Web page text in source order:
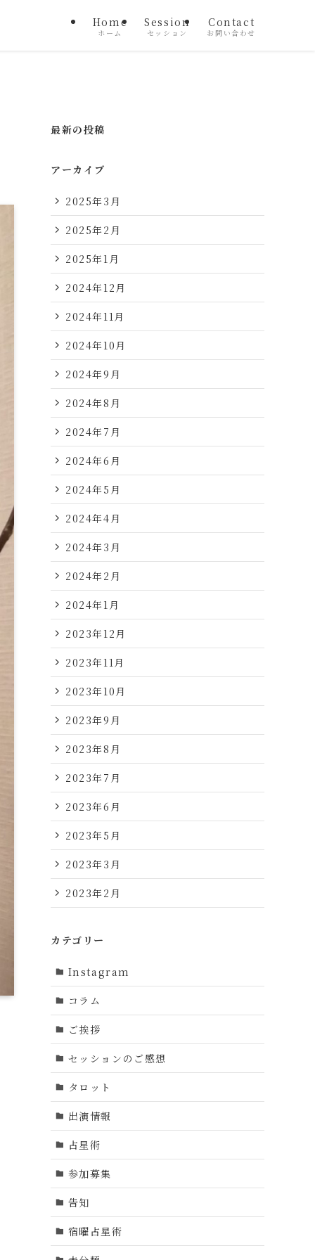
Home
ホーム
Session
セッション
Contact
お問い合わせ
最新の投稿
アーカイブ
2025年3月
2025年2月
2025年1月
2024年12月
2024年11月
2024年10月
2024年9月
2024年8月
2024年7月
2024年6月
2024年5月
2024年4月
2024年3月
2024年2月
2024年1月
2023年12月
2023年11月
2023年10月
2023年9月
2023年8月
2023年7月
2023年6月
2023年5月
2023年3月
2023年2月
カテゴリー
Instagram
コラム
ご挨拶
セッションのご感想
タロット
出演情報
占星術
参加募集
告知
宿曜占星術